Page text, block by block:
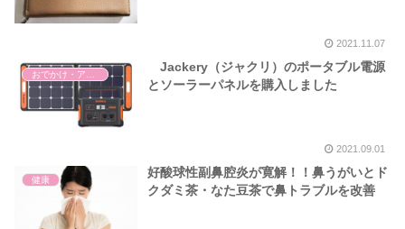
2021.11.07
Jackery（ジャクリ）のポータブル電源
とソーラーパネルを購入しました
2021.09.01
健康
好酸球性副鼻腔炎が寛解！！鼻うがいとド
クダミ茶・なた豆茶で鼻トラブルを改善